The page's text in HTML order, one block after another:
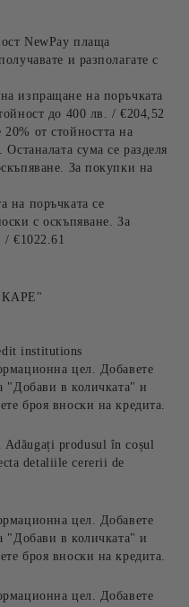
NewPay плаща
и разполагате с
изпращане на поръчката
до 400 лв. / €204,52
от стойността на
сума се разделя
За покупки на
на поръчката се
с оскъпяване. За
/ €1022.61
institutions
цел. Добавете
"Добави в количката" и
броя вноски на кредита.
produsul în coșul
detaliile cererii de
цел. Добавете
"Добави в количката" и
броя вноски на кредита.
цел. Добавете